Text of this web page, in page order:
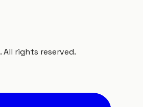
. All rights reserved.